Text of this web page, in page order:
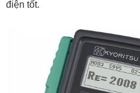
điện tốt.